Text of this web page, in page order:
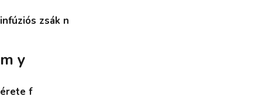
infúziós zsák n
m y
érete f